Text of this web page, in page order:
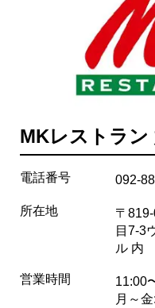
MKレストラン
電話番号 092-
所在地
〒
目7-3
ル 内
営業時間
11:00
月～